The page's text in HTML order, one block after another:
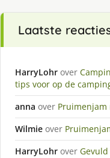
Laatste
HarryLohr over
tips voor op de
anna over Pruimenjam
Wilmie over
HarryLohr over